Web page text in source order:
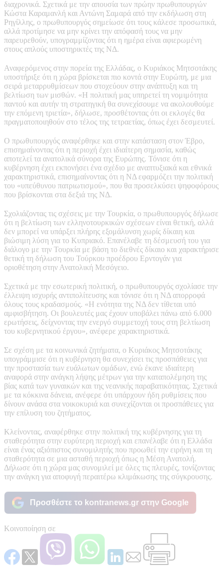
διαχρονικά. Σχετικά με την απουσία των πρώην πρωθυπουργών
Κώστα Καραμανλή και Αντώνη Σαμαρά από την εκδήλωση στη
Ρηγίλλης, ο πρωθυπουργός σημείωσε ότι τους κάλεσε προσωπικά,
αλλά προτίμησε να μην κρίνει την απόφασή τους να μην
παρευρεθούν, υπογραμμίζοντας ότι η ημέρα είναι αφιερωμένη
στους απλούς υποστηρικτές της ΝΔ.
Αναφερόμενος στην πορεία της Ελλάδας, ο Κυριάκος Μητσοτάκης
υποστήριξε ότι η χώρα βρίσκεται πιο κοντά στην Ευρώπη, με μια
σειρά μεταρρυθμίσεων που στοχεύουν στην ανάπτυξη και τη
βελτίωση των μισθών. «Η πολιτική μας υπηρετεί τη νομιμότητα
παντού και αυτήν τη στρατηγική θα συνεχίσουμε να ακολουθούμε
την επόμενη τριετία», δήλωσε, προσθέτοντας ότι οι εκλογές θα
πραγματοποιηθούν στο τέλος της τετραετίας, όπως έχει δεσμευτεί.
Ο πρωθυπουργός αναφέρθηκε και στην κατάσταση στον Έβρο,
επισημαίνοντας ότι η περιοχή έχει ιδιαίτερη σημασία, καθώς
αποτελεί τα ανατολικά σύνορα της Ευρώπης. Τόνισε ότι η
κυβέρνηση έχει εκπονήσει ένα σχέδιο με αναπτυξιακά και εθνικά
χαρακτηριστικά, επισημαίνοντας ότι η ΝΔ εφαρμόζει την πολιτική
του «υπεύθυνου πατριωτισμού», που θα προσελκύσει ψηφοφόρους
που βρίσκονται στα δεξιά της ΝΔ.
Σχολιάζοντας τις σχέσεις με την Τουρκία, ο πρωθυπουργός δήλωσε
ότι η βελτίωση των ελληνοτουρκικών σχέσεων είναι θετική, αλλά
δεν μπορεί να υπάρξει πλήρης εξομάλυνση χωρίς δίκαιη και
βιώσιμη λύση για το Κυπριακό. Επανέλαβε τη δέσμευσή του για
διάλογο με την Τουρκία με βάση το διεθνές δίκαιο και χαρακτήρισε
θετική τη δήλωση του Τούρκου προέδρου Ερντογάν για
οριοθέτηση στην Ανατολική Μεσόγειο.
Σχετικά με την εσωτερική πολιτική, ο πρωθυπουργός σχολίασε την
έλλειψη ισχυρής αντιπολίτευσης και τόνισε ότι η ΝΔ απορροφά
όλους τους κραδασμούς. «Η ενότητα της ΝΔ δεν τίθεται υπό
αμφισβήτηση. Οι βουλευτές μας έχουν υποβάλει πάνω από 6.000
ερωτήσεις, δείχνοντας την ενεργό συμμετοχή τους στη βελτίωση
του κυβερνητικού έργου», ανέφερε χαρακτηριστικά.
Σε σχέση με τα κοινωνικά ζητήματα, ο Κυριάκος Μητσοτάκης
υπογράμμισε ότι η κυβέρνηση θα συνεχίσει τις προσπάθειες για
την προστασία των ευάλωτων ομάδων, ενώ έκανε ιδιαίτερη
αναφορά στην ανάγκη λήψης μέτρων για την καταπολέμηση της
βίας κατά των γυναικών και της νεανικής παραβατικότητας. Σχετικά
με τα κόκκινα δάνεια, ανέφερε ότι υπάρχουν ήδη ρυθμίσεις που
δίνουν ανάσα στα νοικοκυριά και συνεχίζονται οι προσπάθειες για
την επίλυση του ζητήματος.
Κλείνοντας, αναφέρθηκε στην πολιτική της κυβέρνησης για τη
σταθερότητα στην ευρύτερη περιοχή και επανέλαβε ότι η Ελλάδα
είναι ένας αξιόπιστος συνομιλητής που προωθεί την ειρήνη και τη
σταθερότητα σε μια ασταθή περιοχή όπως η Μέση Ανατολή.
Δήλωσε ότι η χώρα μας συνομιλεί με όλες τις πλευρές, τονίζοντας
την ανάγκη για αποφυγή περαιτέρω κλιμάκωσης της σύγκρουσης.
Προσθέστε το kontranews.gr στην Google
Κοινοποίηση σε